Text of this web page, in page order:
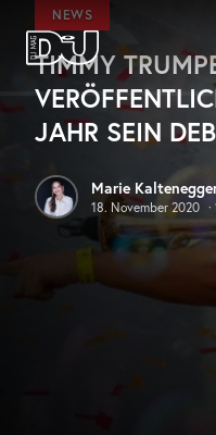
Zum Hauptinhalt springen
DJ Mag Germany
NEWS
TIMMY
JAHR SEIN
Marie
18. November 2020 ·